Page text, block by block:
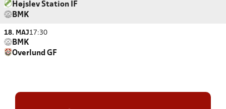
Højslev Station IF
BMK
18. MAJ17:30
BMK
Overlund GF